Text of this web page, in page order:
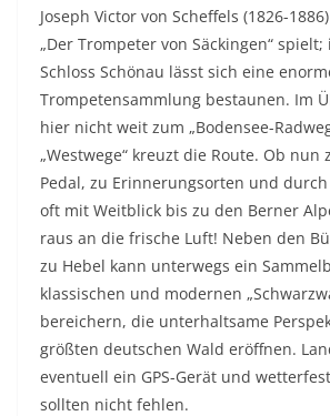
Joseph Victor von Scheffels (1826-
„Der Trompeter von Säckingen“
Schloss Schönau lässt sich eine
Trompetensammlung bestaunen. Im
hier nicht weit zum „Bodensee-
„Westwege“ kreuzt die Route. Ob nun
Pedal, zu Erinnerungsorten und
oft mit Weitblick bis zu den Berner
raus an die frische Luft! Neben den
zu Hebel kann unterwegs ein
klassischen und modernen
bereichern, die unterhaltsame
größten deutschen Wald eröffnen.
eventuell ein GPS-Gerät und
sollten nicht fehlen.